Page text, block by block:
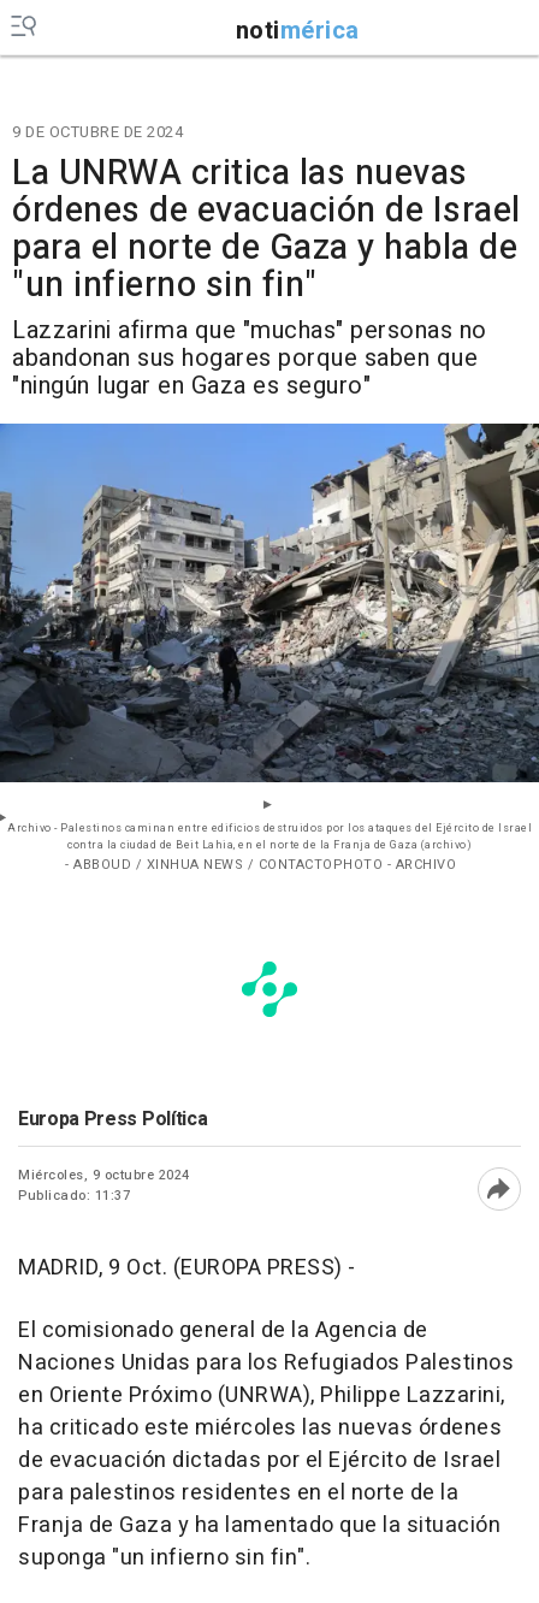
notimérica
9 DE OCTUBRE DE 2024
La UNRWA critica las nuevas
órdenes de evacuación de Israel
para el norte de Gaza y habla de
"un infierno sin fin"
Lazzarini afirma que "muchas" personas no
abandonan sus hogares porque saben que
"ningún lugar en Gaza es seguro"
Archivo - Palestinos caminan entre edificios destruidos por los ataques del Ejército de Israel
contra la ciudad de Beit Lahia, en el norte de la Franja de Gaza (archivo)
- ABBOUD / XINHUA NEWS / CONTACTOPHOTO - ARCHIVO
Europa Press Política
Miércoles, 9 octubre 2024
Publicado: 11:37
MADRID, 9 Oct. (EUROPA PRESS) -
El comisionado general de la Agencia de
Naciones Unidas para los Refugiados Palestinos
en Oriente Próximo (UNRWA), Philippe Lazzarini,
ha criticado este miércoles las nuevas órdenes
de evacuación dictadas por el Ejército de Israel
para palestinos residentes en el norte de la
Franja de Gaza y ha lamentado que la situación
suponga "un infierno sin fin".